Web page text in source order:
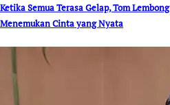
Ketika Semua Terasa Gelap, Tom Lembong
Menemukan Cinta yang Nyata